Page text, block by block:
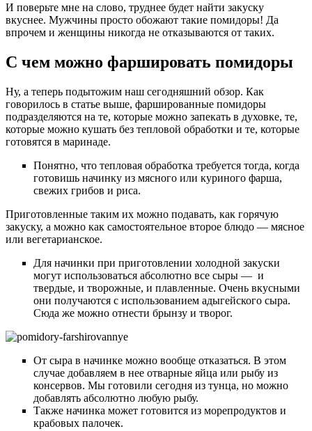
И поверьте мне на слово, труднее будет найти закуску
вкуснее. Мужчины просто обожают такие помидоры! Да
впрочем и женщины никогда не отказываются от таких.
С чем можно фаршировать помидоры
Ну, а теперь подытожим наш сегодняшний обзор. Как
говорилось в статье выше, фаршированные помидоры
подразделяются на те, которые можно запекать в духовке, те,
которые можно кушать без тепловой обработки и те, которые
готовятся в маринаде.
Понятно, что тепловая обработка требуется тогда, когда
готовишь начинку из мясного или куриного фарша,
свежих грибов и риса.
Приготовленные таким их можно подавать, как горячую
закуску, а можно как самостоятельное второе блюдо — мясное
или вегетарианское.
Для начинки при приготовлении холодной закуски
могут использоваться абсолютно все сыры — и
твердые, и творожные, и плавленные. Очень вкусными
они получаются с использованием адыгейского сыра.
Сюда же можно отнести брынзу и творог.
От сыра в начинке можно вообще отказаться. В этом
случае добавляем в нее отварные яйца или рыбу из
консервов. Мы готовили сегодня из тунца, но можно
добавлять абсолютно любую рыбу.
Также начинка может готовится из морепродуктов и
крабовых палочек.